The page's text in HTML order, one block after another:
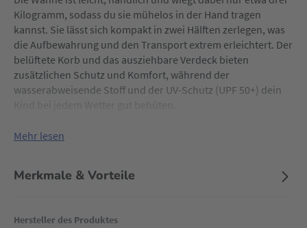
Kilogramm, sodass du sie mühelos in der Hand tragen
kannst. Sie lässt sich kompakt in zwei Hälften zerlegen, was
die Aufbewahrung und den Transport extrem erleichtert. Der
belüftete Korb und das ausziehbare Verdeck bieten
zusätzlichen Schutz und Komfort, während der
wasserabweisende Stoff und der UV-Schutz (UPF 50+) dein
Mit einer Vielzahl trendiger Farben kannst du den perfekten
deinem Kind, sich bequem flach auszuruhen und die Welt in
Mehr lesen
Merkmale & Vorteile
Hersteller des Produktes